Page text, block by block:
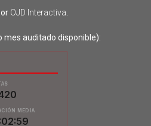
OJD Interactiva
mes auditado disponible):